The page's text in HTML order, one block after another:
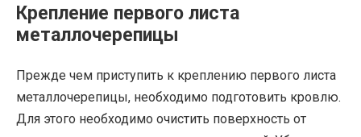
Крепление первого листа
металлочерепицы
Прежде чем приступить к креплению первого листа
металлочерепицы, необходимо подготовить кровлю.
Для этого необходимо очистить поверхность от